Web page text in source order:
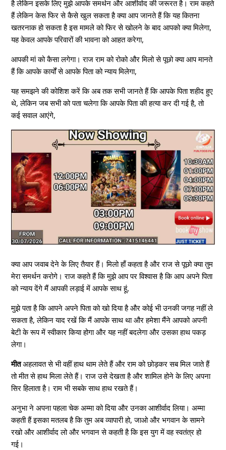
है लेकिन इसके लिए मुझे आपके समर्थन और आशीर्वाद की जरूरत है। राम कहते
हैं लेकिन केस फिर से कैसे खुल सकता है क्या आप जानते हैं कि यह कितना
खतरनाक हो सकता है इस मामले को फिर से खोलने के बाद आपको क्या मिलेगा,
यह केवल आपके परिवारों की भावना को आहत करेगा,
आपकी मां को कैसा लगेगा। राज राम को रोको और मिलो से पूछो क्या आप मानते
हैं कि आपके कार्यों से आपके पिता को न्याय मिलेगा,
यह समझने की कोशिश करें कि अब तक सभी जानते हैं कि आपके पिता शहीद हुए
थे, लेकिन जब सभी को पता चलेगा कि आपके पिता की हत्या कर दी गई है, तो
कई सवाल आएंगे,
क्या आप जवाब देने के लिए तैयार हैं। मिलो हाँ कहता है और राज से पूछो क्या तुम
मेरा समर्थन करोगे। राज कहते हैं कि मुझे आप पर विश्वास है कि आप अपने पिता
को न्याय देंगे मैं आपकी लड़ाई में आपके साथ हूं,
मुझे पता है कि आपने अपने पिता को खो दिया है और कोई भी उनकी जगह नहीं ले
सकता है, लेकिन याद रखें कि मैं आपके साथ था और हमेशा मैंने आपको अपनी
बेटी के रूप में स्वीकार किया होगा और यह नहीं बदलेगा और उसका हाथ पकड़
लेगा।
मीतअहलावत से भी वहीं हाथ थाम लेते हैं और राम को छोड़कर सब मिल जाते हैं
तो मीत से हाथ मिला लेते हैं। राज उसे देखता है और शामिल होने के लिए अपना
सिर हिलाता है। राम भी सबके साथ हाथ रखते हैं।
अनुभा ने अपना पहला चेक अम्मा को दिया और उनका आशीर्वाद लिया। अम्मा
कहती हैं इसका मतलब है कि तुम अब व्यापारी हो, जाओ और भगवान के सामने
रखो और आशीर्वाद लो और भगवान से कहती है कि इस युग में वह स्वतंत्र हो
गई।